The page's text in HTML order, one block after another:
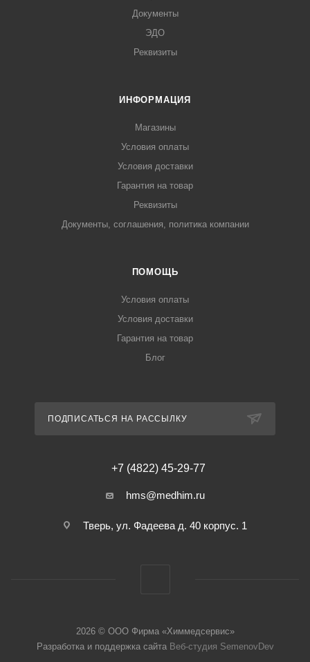
Документы
ЭДО
Реквизиты
ИНФОРМАЦИЯ
Магазины
Условия оплаты
Условия доставки
Гарантия на товар
Реквизиты
Документы, соглашения, политика компании
ПОМОЩЬ
Условия оплаты
Условия доставки
Гарантия на товар
Блог
ПОДПИСАТЬСЯ НА РАССЫЛКУ
+7 (4822) 45-29-77
hms@medhim.ru
Тверь, ул. Фадеева д. 40 корпус. 1
2026 © ООО Фирма «Химмедсервис»
Разработка и поддержка сайта Веб-студия SemenovDev